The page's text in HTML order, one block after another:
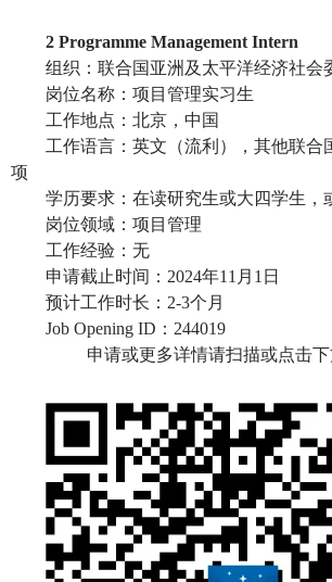
2 Programme Management Intern
组织：联合国亚洲及太平洋经济社会
岗位名称：项目管理实习生
工作地点：北京，中国
工作语言：英文（流利），其他联合
项
学历要求：在读研究生或大四学生，
岗位领域：项目管理
工作经验：无
申请截止时间： 2024年11月1日
预计工作时长： 2-3个月
Job Opening ID：244019
申请或更多详情请扫描或点击